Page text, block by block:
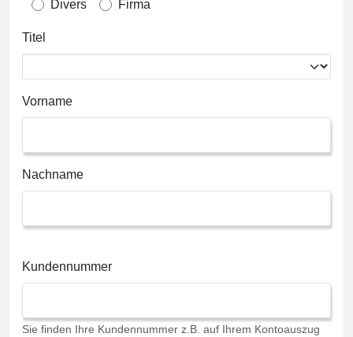
Divers Firma
Titel
Vorname
Nachname
Kundennummer
Sie finden Ihre Kundennummer z.B. auf Ihrem Kontoauszug